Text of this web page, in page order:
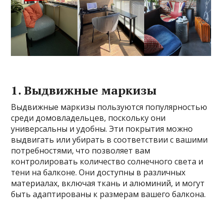
1. Выдвижные маркизы
Выдвижные маркизы пользуются популярностью
среди домовладельцев, поскольку они
универсальны и удобны. Эти покрытия можно
выдвигать или убирать в соответствии с вашими
потребностями, что позволяет вам
контролировать количество солнечного света и
тени на балконе. Они доступны в различных
материалах, включая ткань и алюминий, и могут
быть адаптированы к размерам вашего балкона.